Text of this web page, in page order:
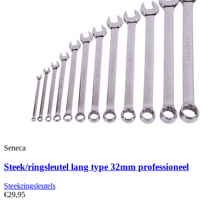
Seneca
Steek/ringsleutel lang type 32mm professioneel
Steekringsleutels
€29,95